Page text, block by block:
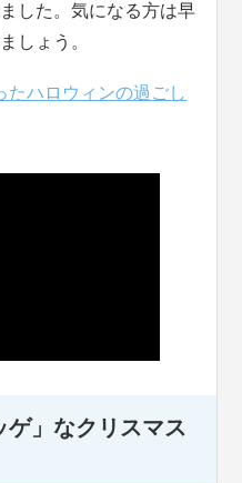
した。気になる方は早
しょう。
たハロウィンの過ごし
」なクリスマス